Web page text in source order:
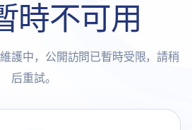
時不可用
護中，公開訪問已暫時受限，請稍
后重試。